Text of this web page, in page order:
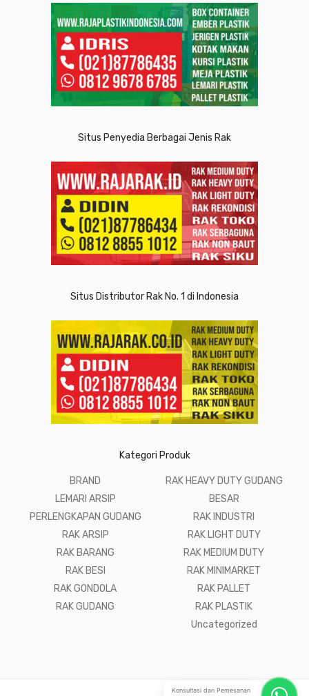
Situs Penyedia Berbagai Jenis Rak
Situs Distributor Rak No. 1 di Indonesia
Kategori Produk
BRAND
LEMARI ARSIP
PERLENGKAPAN GUDANG
RAK ARSIP
RAK BARANG
RAK BESI
RAK GONDOLA
RAK GUDANG
RAK HEAVY DUTY GUDANG
BESAR
RAK INDUSTRI
RAK LIGHT DUTY
RAK MEDIUM DUTY
RAK MINIMARKET
RAK PALLET
RAK PLASTIK
Uncategorized
Konsultasi dan Pemesanan